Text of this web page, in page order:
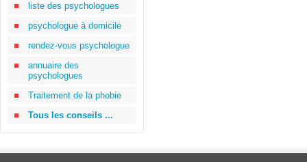
liste des psychologues
psychologue à domicile
rendez-vous psychologue
annuaire des
psychologues
Traitement de la phobie
Tous les conseils ...